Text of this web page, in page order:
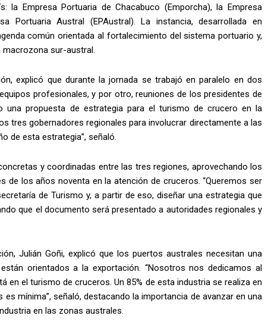
Empresa Portuaria de Chacabuco (Emporcha), la Empresa
Portuaria Austral (EPAustral). La instancia, desarrollada en
común orientada al fortalecimiento del sistema portuario y,
macrozona sur-austral.
explicó que durante la jornada se trabajó en paralelo en dos
profesionales, y por otro, reuniones de los presidentes de
una propuesta de estrategia para el turismo de crucero en la
tres gobernadores regionales para involucrar directamente a las
de esta estrategia”, señaló.
y coordinadas entre las tres regiones, aprovechando los
de los años noventa en la atención de cruceros. “Queremos ser
de Turismo y, a partir de eso, diseñar una estrategia que
que el documento será presentado a autoridades regionales y
Julián Goñi, explicó que los puertos australes necesitan una
orientados a la exportación. “Nosotros nos dedicamos al
el turismo de cruceros. Un 85% de esta industria se realiza en
mínima”, señaló, destacando la importancia de avanzar en una
en las zonas australes.